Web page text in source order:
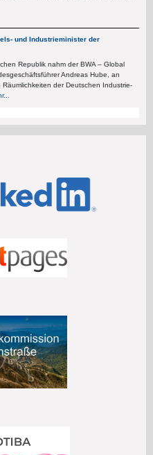
und Industrieminister der
Republik nahm der BWA – Global
Andreas Hube, an
der Deutschen Industrie-